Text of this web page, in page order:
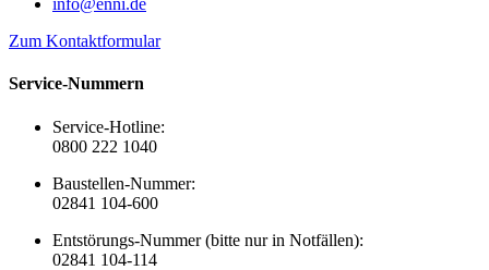
info@enni.de
Zum Kontaktformular
Service-Nummern
Service-Hotline:
0800 222 1040
Baustellen-Nummer:
02841 104-600
Entstörungs-Nummer (bitte nur in Notfällen):
02841 104-114